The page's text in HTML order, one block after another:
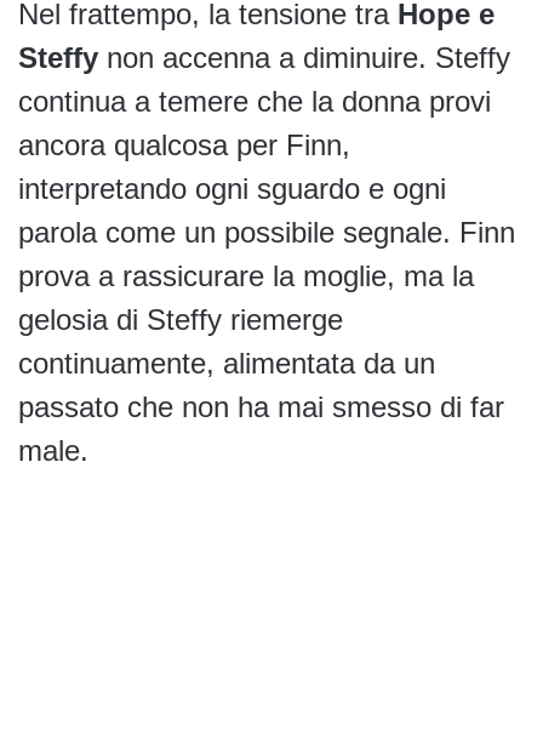
Nel frattempo, la tensione tra Hope e
Steffy non accenna a diminuire. Steffy
continua a temere che la donna provi
ancora qualcosa per Finn,
interpretando ogni sguardo e ogni
parola come un possibile segnale. Finn
prova a rassicurare la moglie, ma la
gelosia di Steffy riemerge
continuamente, alimentata da un
passato che non ha mai smesso di far
male.